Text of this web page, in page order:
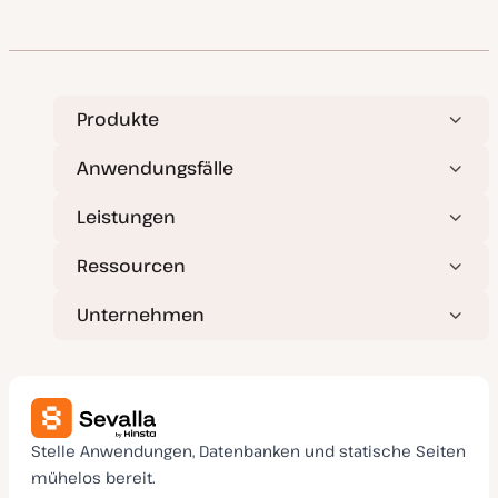
a
a
l
i
t
Produkte
Anwendungsfälle
Leistungen
Ressourcen
Unternehmen
Stelle Anwendungen, Datenbanken und statische Seiten
mühelos bereit.